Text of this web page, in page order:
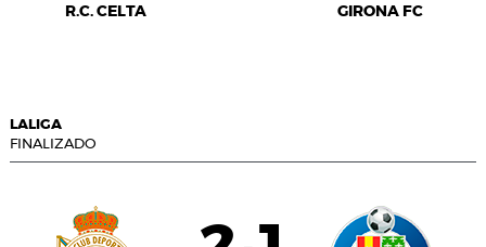
R.C. CELTA GIRONA FC
LALIGA
FINALIZADO